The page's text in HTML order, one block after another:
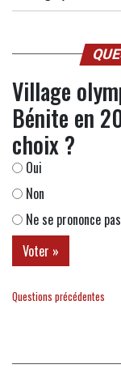
Village
Bénite en
choix ?
Oui
Non
Ne se prononce pas
Questions précédentes